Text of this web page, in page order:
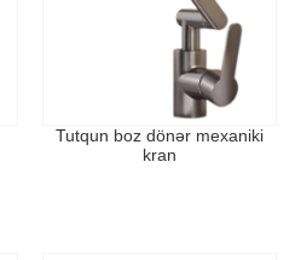
Tutqun boz dönər mexaniki
kran